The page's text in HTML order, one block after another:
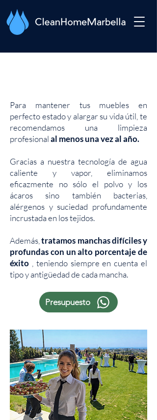
Para mantener tus muebles en
perfecto estado y alargar su vida útil, te
recomendamos una limpieza
profesionalal menos una vez al año.
Gracias a nuestra tecnología de agua
caliente y vapor, eliminamos
eficazmente no sólo el polvo y los
ácaros sino también bacterias,
alérgenos y suciedad profundamente
incrustada en los tejidos.
Además,tratamos manchas difíciles y
profundas con un alto porcentaje de
éxito , teniendo siempre en cuenta el
tipo y antigüedad de cada mancha.
Presupuesto